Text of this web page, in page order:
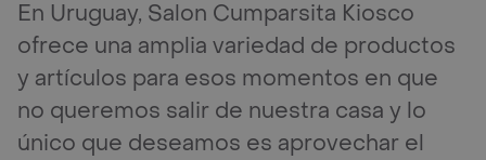
En Uruguay, Salon Cumparsita Kiosco
ofrece una amplia variedad de productos
y artículos para esos momentos en que
no queremos salir de nuestra casa y lo
único que deseamos es aprovechar el